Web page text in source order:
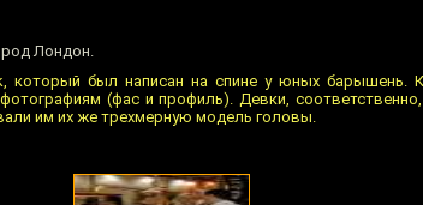
Лондон.
который был написан на спине у юных барышень.
(фас и профиль). Девки,
им их же трехмерную модель головы.